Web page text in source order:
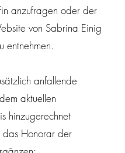
anzufragen oder der
von Sabrina Einig
entnehmen.
anfallende
aktuellen
hinzugerechnet
Honorar der